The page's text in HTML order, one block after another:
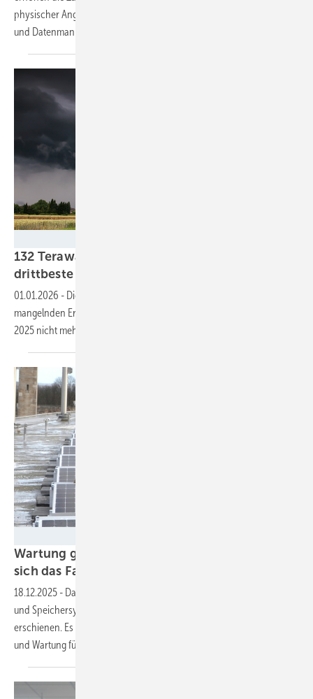
physischer Angriff kann ganze Regionen lahmlegen. Auch Datenklau
und Datenmanipulation können immense Auswirkungen
132 Terawattstunden – 2025 blieb das noch
drittbeste
01.01.2026 - Die Windstromerzeugung in Deutschland holte die
mangelnden Erträge des sehr windarmen Spätwinters und Frühjahrs
2025 nicht mehr ein. Die typische Sommerflaute blieb aber
Wartung gewinnt an Bedeutung – holen Sie
sich das Fachwissen im kompakten
18.12.2025 - Das Handbuch „Störungsfreier Betrieb von PV-Anlagen
und Speichersystemen“ ist in der dritten, erweiterten Auflage
erschienen. Es bietet umfangreiches Fachwissen für die Inspektion
und Wartung für Handwerker und